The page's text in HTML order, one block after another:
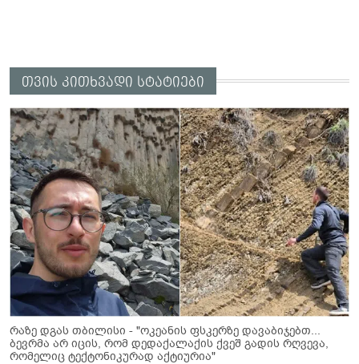
თვის კითხვადი სტატიები
რაზე დგას თბილისი - "ოკეანის ფსკერზე დავაბიჯებთ...
ბევრმა არ იცის, რომ დედაქალაქის ქვეშ გადის რღვევა,
რომელიც ტექტონიკურად აქტიურია"